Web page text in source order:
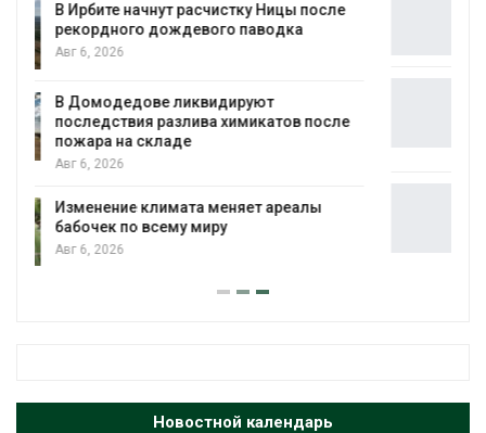
для охраны израильской тюрьмы
Авг 5, 2026
климата»: исследование показало
пределы экологических расчётов
Авг 5, 2026
экологическую премию
«Экопозитив-2026»
Новостной календарь